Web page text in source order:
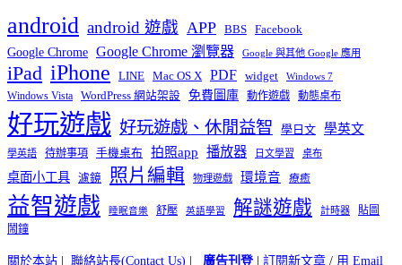
android android 遊戲 APP BBS Facebook
Google Chrome Google Chrome 瀏覽器 Google 與其他 Google 應用
iPad iPhone LINE Mac OS X PDF widget Windows 7
Windows Vista WordPress 網站架設 免費圖庫 動作遊戲 動態桌布
好玩遊戲 好玩遊戲、休閒益智 學日文 學英文
學英語 待辦事項 手機桌布 拍照app 播放器 日文學習 桌布
桌面小工具 濾鏡 照片編輯 物理遊戲 環境音 療癒
益智遊戲 睡眠音樂 舒壓 英語學習 解謎遊戲 計時器
貼圖
鬧鐘
關於本站 | 聯絡站長(Contact Us) | 廣告刊登| 訂閱新文章 / 用 Email